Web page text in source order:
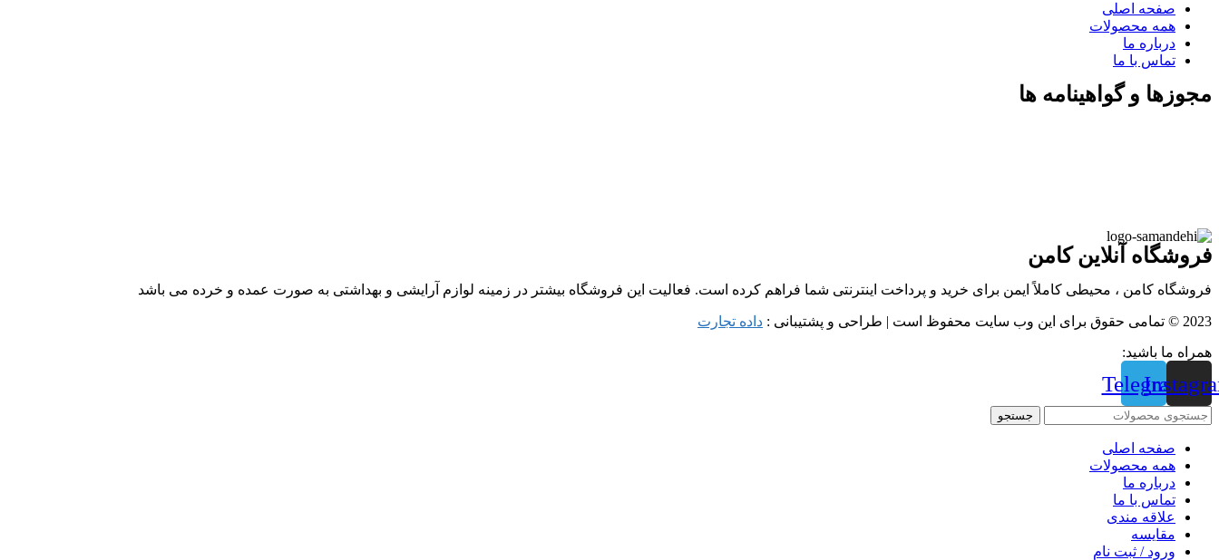
صفحه اصلی
همه محصولات
درباره ما
تماس با ما
مجوزها و گواهینامه ها
فروشگاه آنلاین کامن
فروشگاه کامن ، محیطی کاملاً ایمن برای خرید و پرداخت اینترنتی شما فراهم کرده است. فعالیت این فروشگاه بیشتر در زمینه لوازم آرایشی و بهداشتی به صورت عمده و خرده می باشد
2023 © تمامی حقوق برای این وب سایت محفوظ است | طراحی و پشتیبانی :
داده تجارت
همراه ما باشید:
Telegram
جستجو
صفحه اصلی
همه محصولات
درباره ما
تماس با ما
علاقه مندی
مقايسه
ورود / ثبت نام